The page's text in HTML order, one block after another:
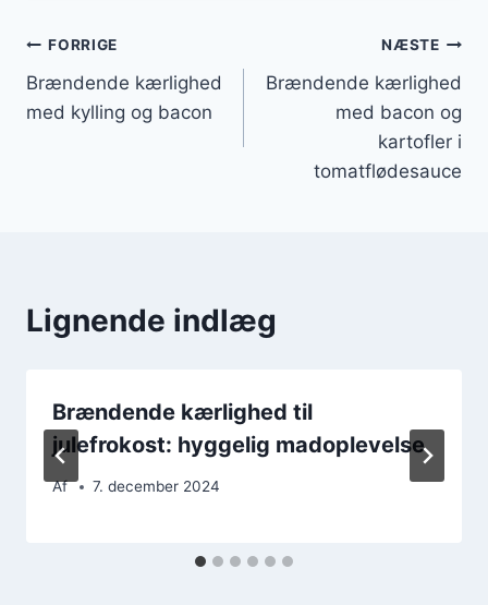
Indlægsnavigation
FORRIGE
Brændende kærlighed
med kylling og bacon
NÆSTE
Brændende kærlighed
med bacon og
kartofler i
tomatflødesauce
Lignende indlæg
Brændende kærlighed til
julefrokost: hyggelig madoplevelse
Af 7. december 2024